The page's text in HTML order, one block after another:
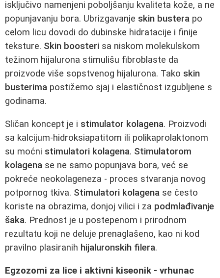
isključivo namenjeni poboljšanju kvaliteta kože, a ne
popunjavanju bora. Ubrizgavanje skin bustera po
celom licu dovodi do dubinske hidratacije i finije
teksture. Skin boosteri sa niskom molekulskom
težinom hijalurona stimulišu fibroblaste da
proizvode više sopstvenog hijalurona. Tako skin
busterima postižemo sjaj i elastičnost izgubljene s
godinama.
Sličan koncept je i stimulator kolagena. Proizvodi
sa kalcijum-hidroksiapatitom ili polikaprolaktonom
su moćni stimulatori kolagena. Stimulatorom
kolagena se ne samo popunjava bora, već se
pokreće neokolageneza - proces stvaranja novog
potpornog tkiva. Stimulatori kolagena se često
koriste na obrazima, donjoj vilici i za podmlađivanje
šaka. Prednost je u postepenom i prirodnom
rezultatu koji ne deluje prenaglašeno, kao ni kod
pravilno plasiranih hijaluronskih filera.
Egzozomi za lice i aktivni kiseonik - vrhunac